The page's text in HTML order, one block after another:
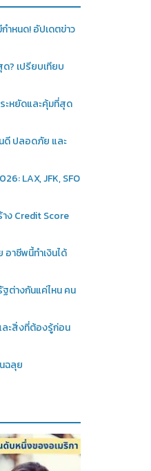
ำหนด! อัปเดตข่าว
? เปรียบเทียบ
ระหยัดและคุ้มที่สุด
ดี ปลอดภัย และ
LAX, JFK, SFO
ง Credit Score
อาชีพนี้ทำเงินได้
ฐต่างกันแค่ไหน คน
ละสิ่งที่ต้องรู้ก่อน
ฉลุย